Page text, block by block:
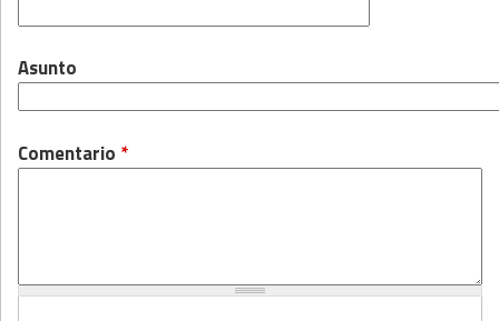
Asunto
Comentario *